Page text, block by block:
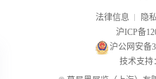
法律信息 隐
沪ICP备
沪公网安备
技术支持